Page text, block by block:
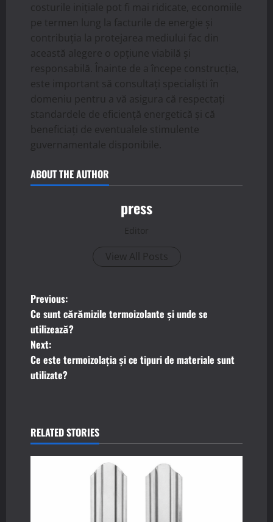
costurile inițiale pot fi mai ridicate, economiile
pe termen lung la facturile de energie și
contribuția la protejarea mediului fac din
această alegere o opțiune viabilă și
responsabilă. Înainte de a începe construcția,
este important să consultați specialiști în
domeniu pentru a vă asigura că respectați
standardele de eficiență energetică și că
beneficiați de eventualele stimulente
guvernamentale disponibile.
ABOUT THE AUTHOR
press
Editor
View All Posts
P
o
s
t
a
v
Previous:
Ce sunt cărămizile termoizolante și unde se
utilizează?
Next:
Ce este termoizolația și ce tipuri de materiale sunt
utilizate?
RELATED STORIES